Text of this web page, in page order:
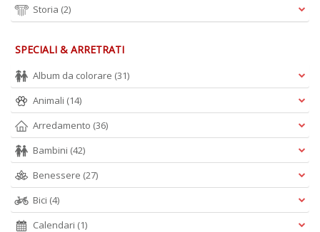
Storia (2)
SPECIALI & ARRETRATI
Album da colorare (31)
Animali (14)
Arredamento (36)
Bambini (42)
Benessere (27)
Bici (4)
Calendari (1)